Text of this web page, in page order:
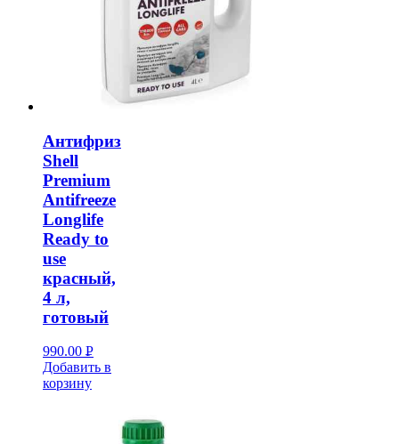
Антифриз
Shell
Premium
Antifreeze
Longlife
Ready to
use
красный,
4 л,
готовый
990.00 Р
УБ.
Добавить в
корзину